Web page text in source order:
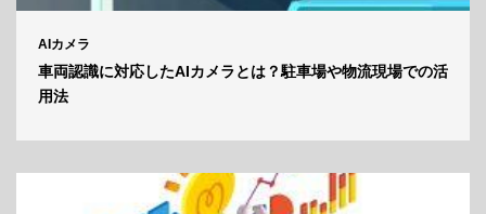
AIカメラ
車両認識に対応したAIカメラとは？駐車場や物流現場での活
用法